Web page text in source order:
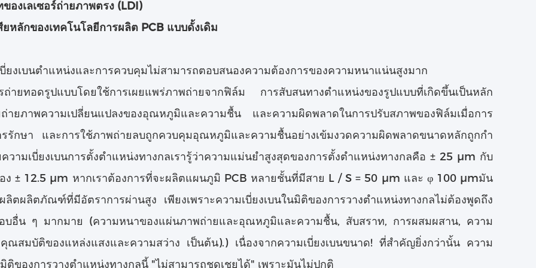
องเลเซอร์ถ่ายภาพตรง (LDI)
ยหลักของเทคโนโลยีการผลิต PCB แบบดั้งเดิม
บี่ยงเบนตําแหน่งและการควบคุมไม่สามารถตอบสนองความต้องการของความหนาแน่นสูงมาก
ถ่ายทอดรูปแบบโดยใช้การเผยแพร่ภาพถ่ายจากฟิล์ม การสับสนทางตําแหน่งของรูปแบบที่เกิดขึ้นเป็นหลัก
ายภาพความเปลี่ยนแปลงของอุณหภูมิและความชื้น และความผิดพลาดในการปรับสภาพของฟิล์มเมื่อการ
รักษา และการใช้ภาพถ่ายลบถูกควบคุมอุณหภูมิและความชื้นอย่างเข้มงวดความผิดพลาดขนาดหลักถูกกํา
วามเบี่ยงเบนการตั้งตําแหน่งทางกลเรารู้ว่าความแม่นยําสูงสุดของการตั้งตําแหน่งทางกลคือ ± 25 μm กับ
ง ± 12.5 μm หากเราต้องการที่จะผลิตแผนภูมิ PCB หลายชั้นที่มีสาย L / S = 50 μm และ φ 100 μmมัน
ลิตผลิตภัณฑ์ที่มีอัตราการผ่านสูง เพียงเพราะความเบี่ยงเบนในมิติของการวางตําแหน่งทางกลไม่ต้องพูดถึง
บอื่น ๆ มากมาย (ความหนาของแผ่นภาพถ่ายและอุณหภูมิและความชื้น, สับสราท, การผสมผสาน, ความ
ณสมบัติของแหล่งแสงและความสว่าง เป็นต้น).) เนื่องจากความเบี่ยงเบนขนาด! ที่สําคัญยิ่งกว่านั้น ความ
มิติของการวางตําแหน่งทางกลนี้ "ไม่สามารถชดเชยได้" เพราะมันไม่ปกติ